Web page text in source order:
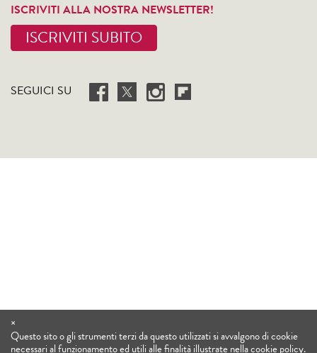
ISCRIVITI ALLA NOSTRA NEWSLETTER!
ISCRIVITI SUBITO
SEGUICI SU
×
Questo sito o gli strumenti terzi da questo utilizzati si avvalgono di cookie
necessari al funzionamento ed utili alle finalità illustrate nella cookie policy.